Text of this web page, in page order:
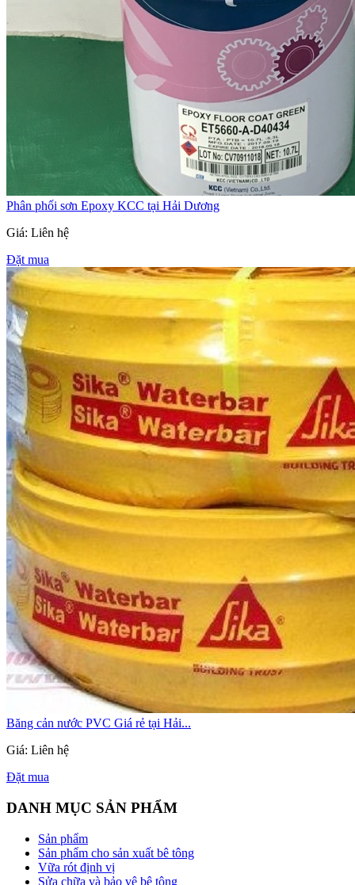
Phân phối sơn Epoxy KCC tại Hải Dương
Giá: Liên hệ
Đặt mua
Băng cản nước PVC Giá rẻ tại Hải...
Giá: Liên hệ
Đặt mua
DANH MỤC SẢN PHẨM
Sản phẩm
Sản phẩm cho sản xuất bê tông
Vữa rót định vị
Sửa chữa và bảo vệ bê tông